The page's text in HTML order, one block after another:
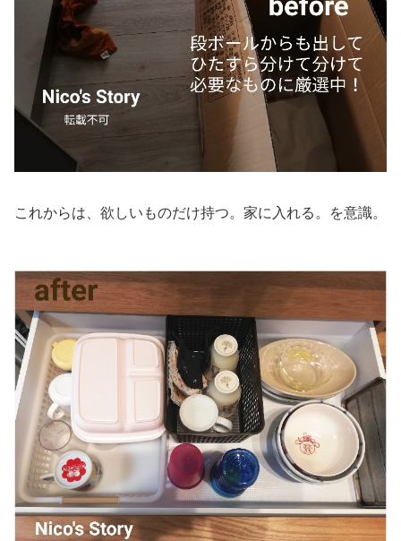
これからは、欲しいものだけ持つ。家に入れる。を意識。